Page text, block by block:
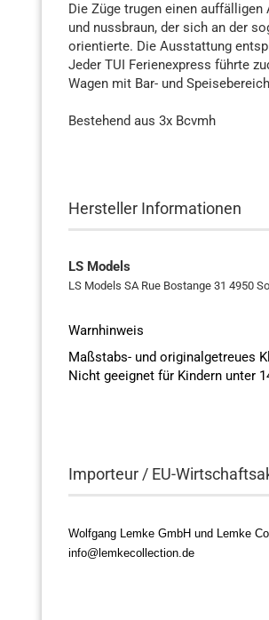
Die Züge trugen einen
und nussbraun, der sich an der
orientierte. Die Ausstattung
Jeder TUI Ferienexpress führte
Wagen mit Bar- und
Bestehend aus 3x Bcvmh
Hersteller Informationen
LS Models
LS Models SA Rue Bostange 31 4950
Warnhinweis
Maßstabs- und originalgetreues
Nicht geeignet für Kindern unter
Importeur / EU-
Wolfgang Lemke GmbH und Lemke
info@lemkecollection.de